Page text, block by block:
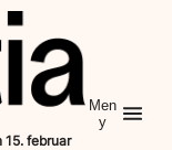
Men
y
februar